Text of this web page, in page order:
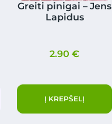
Greiti pinigai – Jens
Lapidus
2.90€
Į KREPŠELĮ